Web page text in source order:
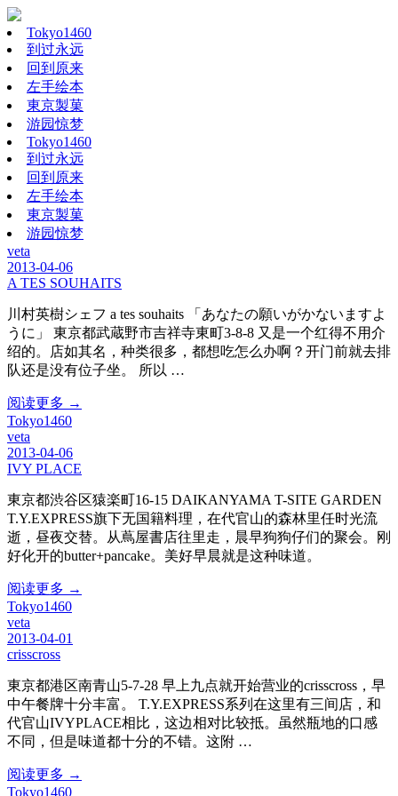
Tokyo1460
到过永远
回到原来
左手绘本
東京製菓
游园惊梦
Tokyo1460
到过永远
回到原来
左手绘本
東京製菓
游园惊梦
veta
2013-04-06
A TES SOUHAITS
川村英樹シェフ a tes souhaits 「あなたの願いがかないますよ
うに」 東京都武蔵野市吉祥寺東町3-8-8 又是一个红得不用介
绍的。店如其名，种类很多，都想吃怎么办啊？开门前就去排
队还是没有位子坐。 所以 …
阅读更多 →
Tokyo1460
veta
2013-04-06
IVY PLACE
東京都渋谷区猿楽町16-15 DAIKANYAMA T-SITE GARDEN
T.Y.EXPRESS旗下无国籍料理，在代官山的森林里任时光流
逝，昼夜交替。从蔦屋書店往里走，晨早狗狗仔们的聚会。刚
好化开的butter+pancake。美好早晨就是这种味道。
阅读更多 →
Tokyo1460
veta
2013-04-01
crisscross
東京都港区南青山5-7-28 早上九点就开始营业的crisscross，早
中午餐牌十分丰富。 T.Y.EXPRESS系列在这里有三间店，和
代官山IVYPLACE相比，这边相对比较抵。虽然瓶地的口感
不同，但是味道都十分的不错。这附 …
阅读更多 →
Tokyo1460